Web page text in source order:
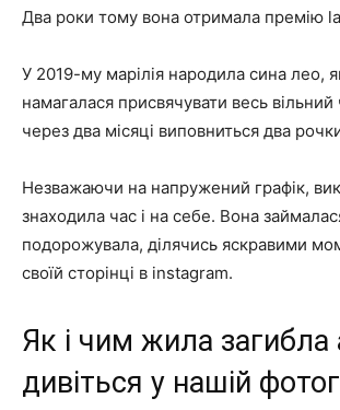
Два роки тому вона отримала премію
У 2019-му марілія народила сина лео,
намагалася присвячувати весь
через два місяці виповниться два
Незважаючи на напружений графік,
знаходила час і на себе. Вона
подорожувала, ділячись яскравими
своїй сторінці в instagram.
Як і чим жила загибла
дивіться у нашій